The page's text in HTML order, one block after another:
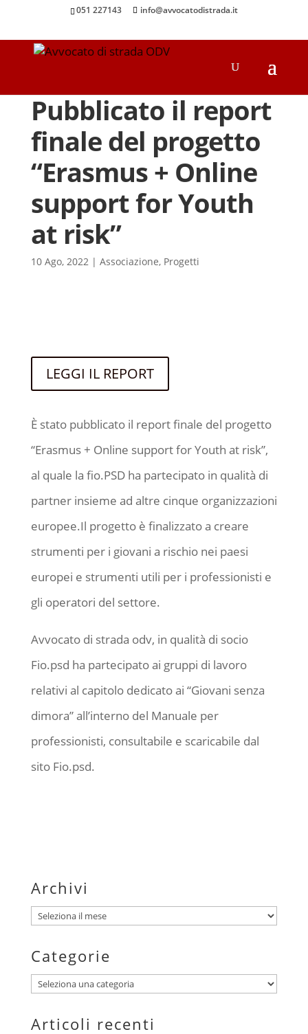
051 227143 info@avvocatodistrada.it
Pubblicato il report
finale del progetto
“Erasmus + Online
support for Youth
at risk”
10 Ago, 2022| Associazione, Progetti
LEGGI IL REPORT
È stato pubblicato il report finale del progetto
“Erasmus + Online support for Youth at risk”,
al quale la fio.PSD ha partecipato in qualità di
partner insieme ad altre cinque organizzazioni
europee.Il progetto è finalizzato a creare
strumenti per i giovani a rischio nei paesi
europei e strumenti utili per i professionisti e
gli operatori del settore.
Avvocato di strada odv, in qualità di socio
Fio.psd ha partecipato ai gruppi di lavoro
relativi al capitolo dedicato ai “Giovani senza
dimora” all’interno del Manuale per
professionisti, consultabile e scaricabile dal
sito Fio.psd.
Archivi
Archivi
Categorie
Categorie
Articoli recenti